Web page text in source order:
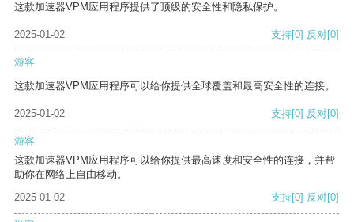
这款加速器VPM应用程序提供了顶级的安全性和隐私保护。
2025-01-02 支持[0] 反对[0]
游客
这款加速器VPM应用程序可以给你提供全球覆盖和最高安全性的连接。
2025-01-02 支持[0] 反对[0]
游客
这款加速器VPM应用程序可以给你提供最高速度和安全性的连接，并帮
助你在网络上自由移动。
2025-01-02
支持[0] 反对[0]